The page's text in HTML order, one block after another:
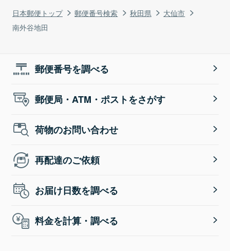
日本郵便トップ 郵便番号検索 秋田県
大仙市
南外谷地田
郵便番号を調べる
郵便局・ATM・ポストをさがす
荷物のお問い合わせ
再配達のご依頼
お届け日数を調べる
料金を計算・調べる